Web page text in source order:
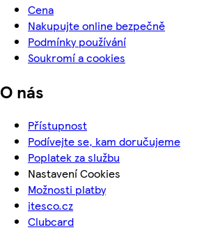
Cena
Nakupujte online bezpečně
Podmínky používání
Soukromí a cookies
O nás
Přístupnost
Podívejte se, kam doručujeme
Poplatek za službu
Nastavení Cookies
Možnosti platby
itesco.cz
Clubcard